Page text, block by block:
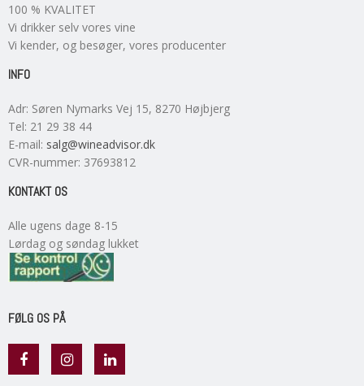
100 % KVALITET
Vi drikker selv vores vine
Vi kender, og besøger, vores producenter
INFO
Adr: Søren Nymarks Vej 15, 8270 Højbjerg
Tel: 21 29 38 44
E-mail: salg@wineadvisor.dk
CVR-nummer: 37693812
KONTAKT OS
Alle ugens dage 8-15
Lørdag og søndag lukket
FØLG OS PÅ